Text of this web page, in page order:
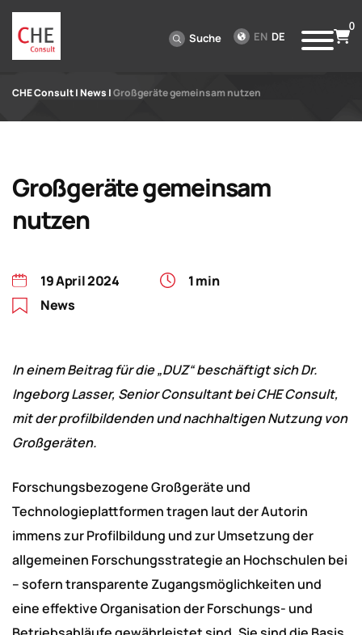
Suche EN DE
0
CHE Consult|News |Großgeräte gemeinsam nutzen
Großgeräte gemeinsam
nutzen
19 April 2024
1 min
News
In einem Beitrag für die „DUZ“ beschäftigt sich Dr.
Ingeborg Lasser, Senior Consultant bei CHE Consult,
mit der profilbildenden und nachhaltigen Nutzung von
Großgeräten.
Forschungsbezogene Großgeräte und
Technologieplattformen tragen laut der Autorin
immens zur Profilbildung und zur Umsetzung der
allgemeinen Forschungsstrategie an Hochschulen bei
– sofern transparente Zugangsmöglichkeiten und
eine effektive Organisation der Forschungs- und